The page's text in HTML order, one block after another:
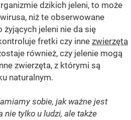
dzikich jeleni, to może
niż te obserwowane
żyjących jeleni nie da się
fretki czy inne zwierzęta
również, czy jelenie mogą
zwierzęta, z którymi są
naturalnym.
sobie, jak ważne jest
nie tylko u ludzi, ale także